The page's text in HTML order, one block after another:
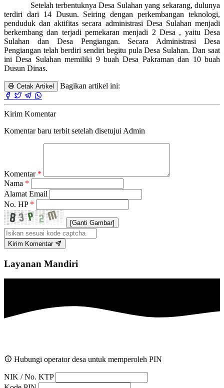
Setelah terbentuknya Desa Sulahan yang sekarang, dulunya
terdiri dari 14 Dusun. Seiring dengan perkembangan teknologi,
penduduk dan aktifitas secara administrasi Desa Sulahan menjadi
berkembang dan terjadi pemekaran menjadi 2 Desa , yaitu Desa
Sulahan dan Desa Pengiangan. Secara Administrasi Desa
Pengiangan telah berdiri sendiri begitu pula Desa Sulahan. Dan saat
ini Desa Sulahan memiliki 9 buah Desa Pakraman dan 10 buah
Dusun Dinas.
Cetak Artikel Bagikan artikel ini:
Kirim Komentar
Komentar baru terbit setelah disetujui Admin
Komentar *
Nama *
Alamat Email
No. HP *
[Ganti Gambar]
Kirim Komentar
Layanan Mandiri
Hubungi operator desa untuk memperoleh PIN
NIK / No. KTP